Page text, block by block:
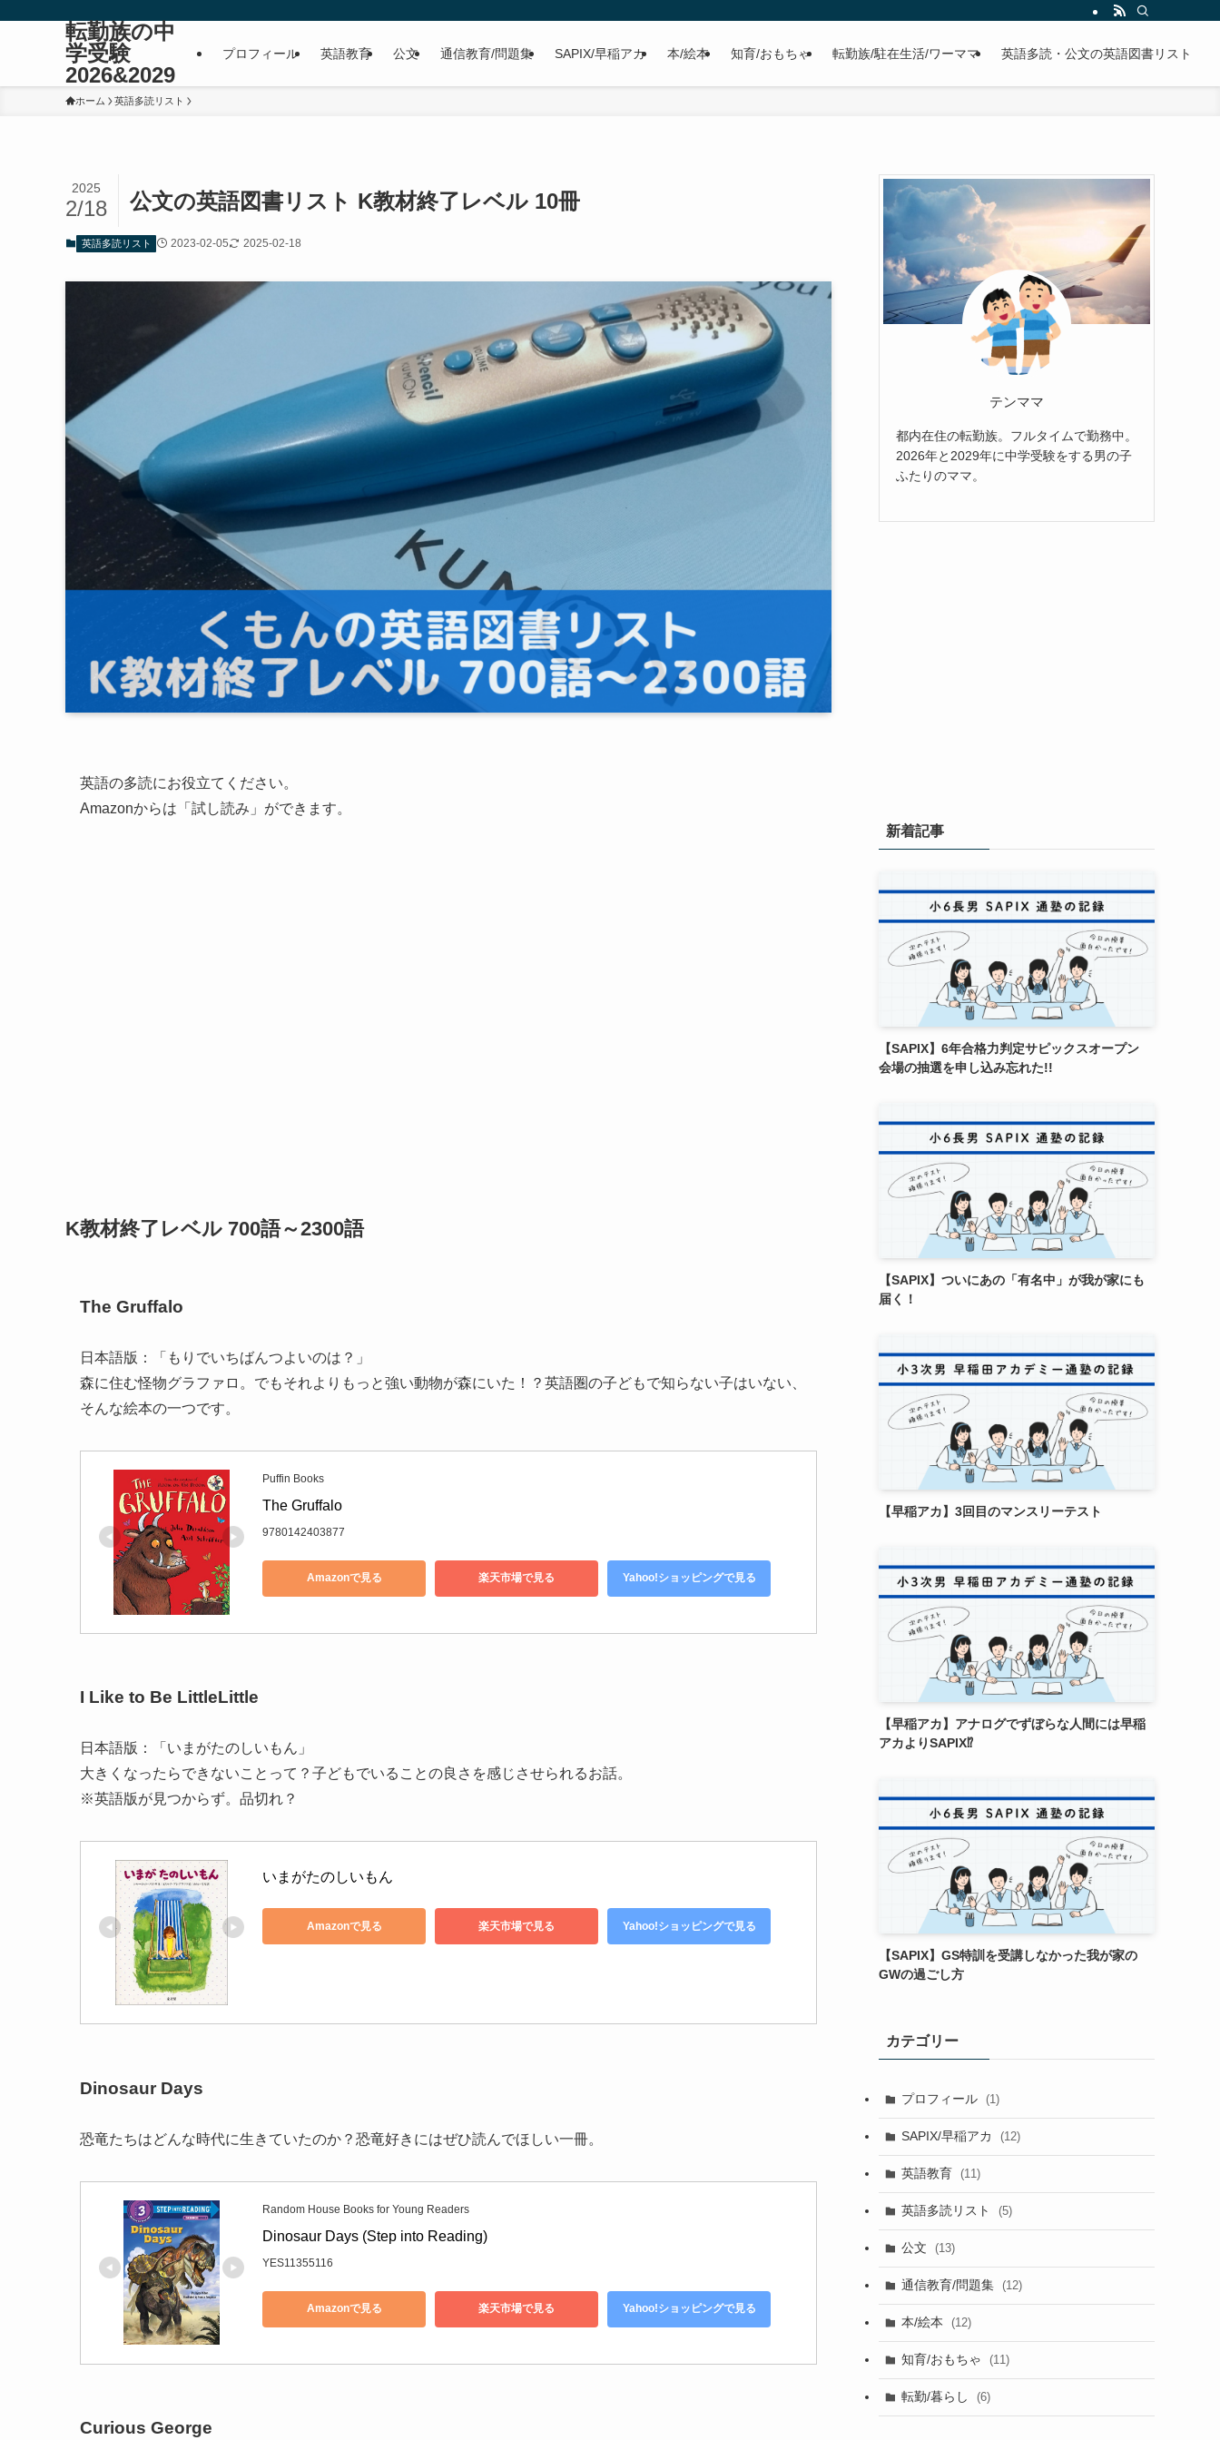
転勤族の中
学受験
2026&2029
プロフィール 英語教育 公文 通信教育/問題集 SAPIX/早稲アカ 本/絵本 知育/おもちゃ 転勤族/駐在生活/ワーママ 英語多読・公文の英語図書リスト
ホーム 英語多読リスト
公文の英語図書リスト K教材終了レベル 10冊
2025
2/18
英語多読リスト 2023-02-05 2025-02-18
英語の多読にお役立てください。
Amazonからは「試し読み」ができます。
K教材終了レベル 700語～2300語
The Gruffalo
日本語版：「もりでいちばんつよいのは？」
森に住む怪物グラファロ。でもそれよりもっと強い動物が森にいた！？英語圏の子どもで知らない子はいない、
そんな絵本の一つです。
Puffin Books
The Gruffalo
9780142403877
Amazonで見る 楽天市場で見る Yahoo!ショッピングで見る
I Like to Be LittleLittle
日本語版：「いまがたのしいもん」
大きくなったらできないことって？子どもでいることの良さを感じさせられるお話。
※英語版が見つからず。品切れ？
いまがたのしいもん
Amazonで見る 楽天市場で見る Yahoo!ショッピングで見る
Dinosaur Days
恐竜たちはどんな時代に生きていたのか？恐竜好きにはぜひ読んでほしい一冊。
Random House Books for Young Readers
Dinosaur Days (Step into Reading)
YES11355116
Amazonで見る 楽天市場で見る Yahoo!ショッピングで見る
Curious George
テンママ
都内在住の転勤族。フルタイムで勤務中。
2026年と2029年に中学受験をする男の子
ふたりのママ。
新着記事
【SAPIX】6年合格力判定サピックスオープン
会場の抽選を申し込み忘れた!!
【SAPIX】ついにあの「有名中」が我が家にも
届く！
【早稲アカ】3回目のマンスリーテスト
【早稲アカ】アナログでずぼらな人間には早稲
アカよりSAPIX⁉
【SAPIX】GS特訓を受講しなかった我が家の
GWの過ごし方
カテゴリー
プロフィール (1)
SAPIX/早稲アカ (12)
英語教育 (11)
英語多読リスト (5)
公文 (13)
通信教育/問題集 (12)
本/絵本 (12)
知育/おもちゃ (11)
転勤/暮らし (6)